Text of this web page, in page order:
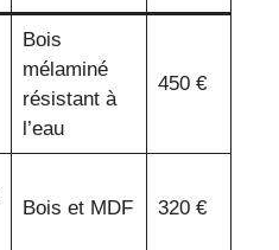
Bois
mélaminé
résistant à
l’eau
450 €
Bois et MDF 320 €